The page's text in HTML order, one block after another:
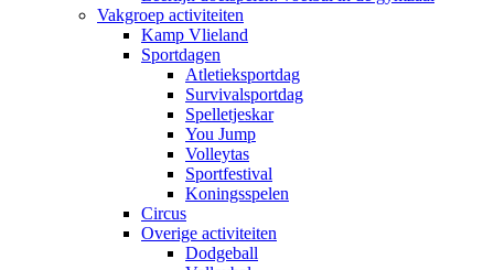
Vakgroep activiteiten
Kamp Vlieland
Sportdagen
Atletieksportdag
Survivalsportdag
Spelletjeskar
You Jump
Volleytas
Sportfestival
Koningsspelen
Circus
Overige activiteiten
Dodgeball